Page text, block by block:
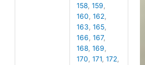
158,159,
160,162,
163,165,
166,167,
168,169,
170,171,172,